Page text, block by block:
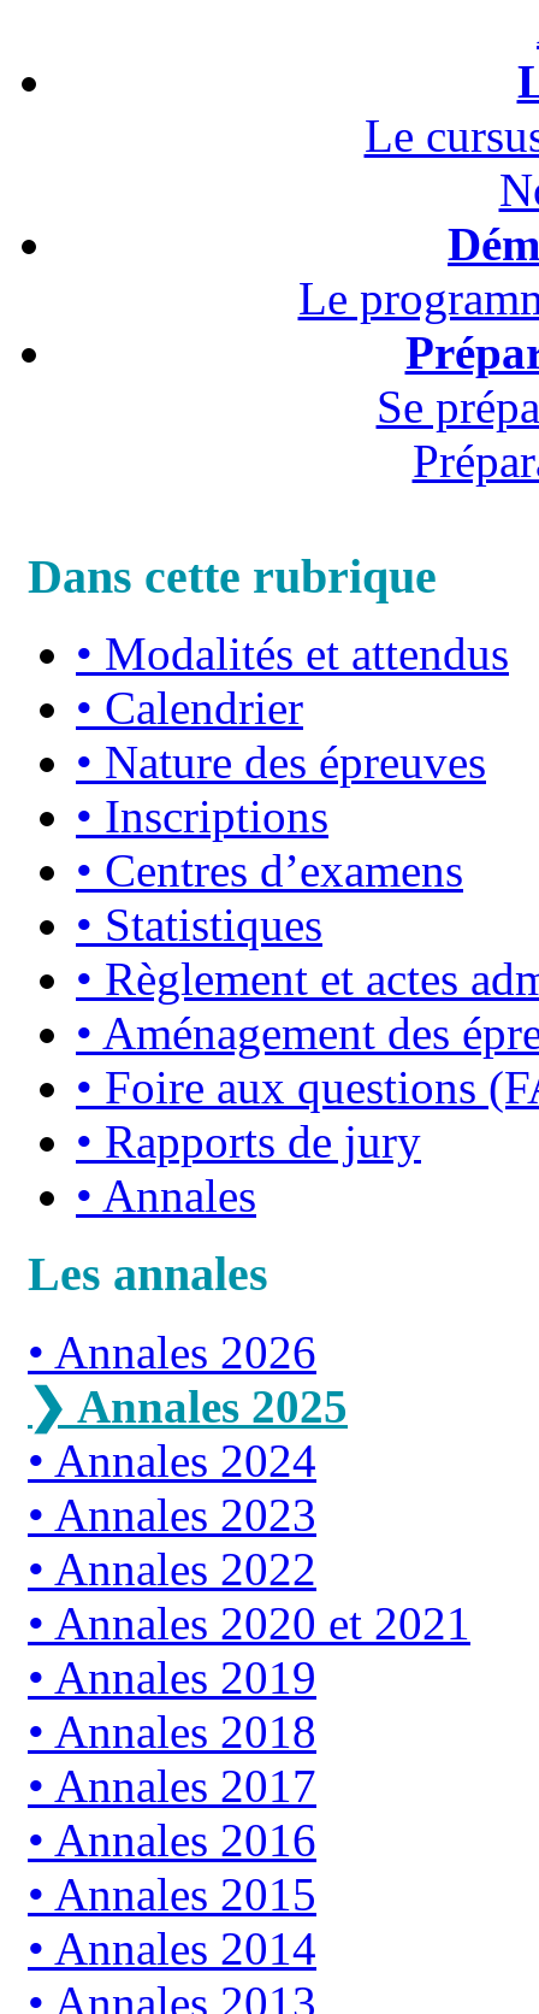
Le
Le
Se
Dans cette rubrique
• Modalités et attendus
• Calendrier
• Nature des épreuves
• Inscriptions
• Centres d’examens
• Statistiques
• Règlement et actes
• Aménagement des
• Foire aux questions
• Rapports de jury
• Annales
Les annales
Annales 2026
Annales 2025
Annales 2024
Annales 2023
Annales 2022
Annales 2020 et 2021
Annales 2019
Annales 2018
Annales 2017
Annales 2016
Annales 2015
Annales 2014
Annales 2013